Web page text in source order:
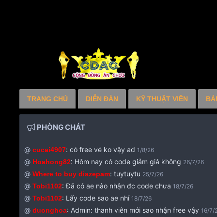
TRANG CHỦ DIỄN ĐÀN KỸ THUẬT VIÊN
PHÒNG CHÁT
@ cucai4907: có free vé ko vậy ad 1/8/26
@ Hoahong82: Hôm nay có code giảm giá không 26/7/26
@ Where to buy diazepam: tuytuytu 25/7/26
@ Tobi1102:Đã có ae nào nhận đc code chưa 18/7/26
@ Tobi1102: Lấy code sao ae nhỉ 18/7/26
@ duonghoa: Admin: thanh viên mới sao nhận free vậy 16/7/